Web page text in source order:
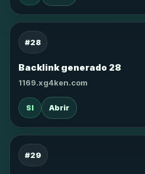
#28
Backlink generado 28
1169.xg4ken.com
SI Abrir
#29